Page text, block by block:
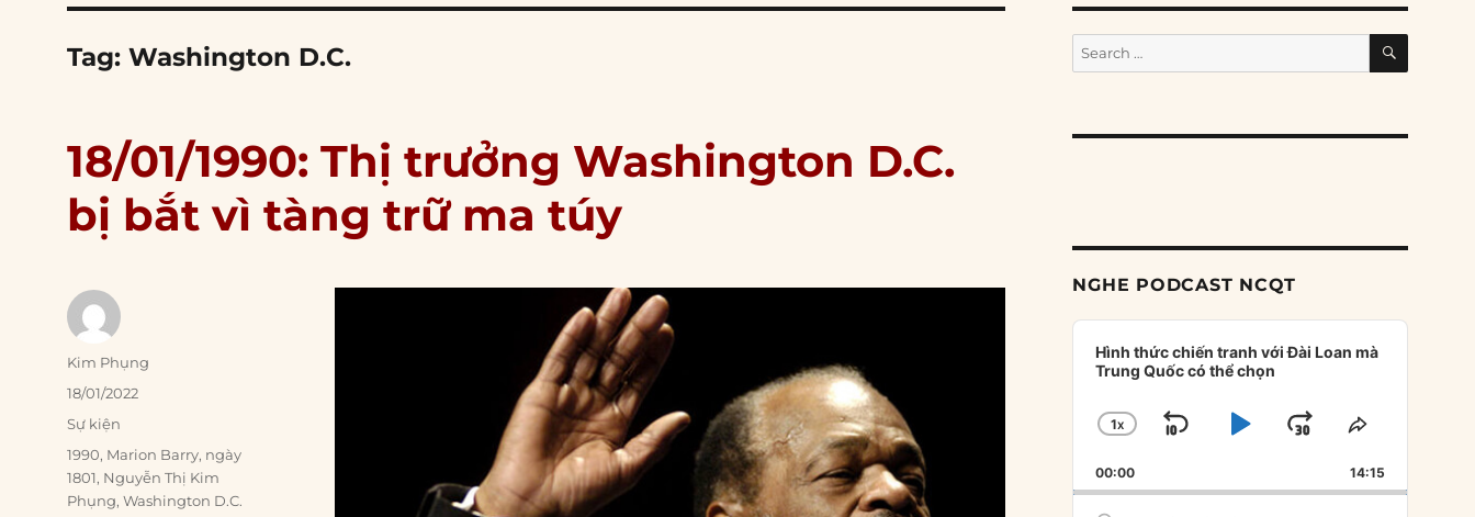
Tag:Washington D.C.
18/01/1990: Thị trưởng Washington D.C.
bị bắt vì tàng trữ ma túy
Author
Kim Phụng
Posted
18/01/2022
Categories
Sự kiện
Tags
1990, Marion Barry, ngày
1801, Nguyễn Thị Kim
Phụng,Washington D.C.
Search
for:
SEARCH
NGHE PODCAST NCQT
Audio
Player
Hình thức chiến tranh với Đài Loan mà
Trung Quốc có thể chọn
CHANGE
RATE
1X
SKIP
BACKWARD
PLAYJUMP
FORWARD
SHARE
EPISODE
00:00 14:15
Search